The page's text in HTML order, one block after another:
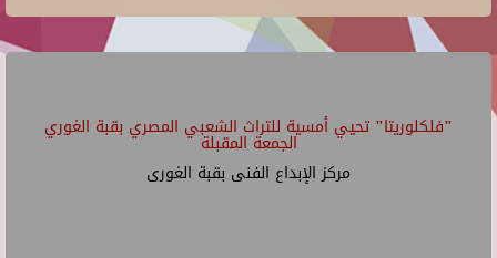
"فلكلوريتا" تحيي أمسية للتراث الشعبي المصري بقبة الغوري
الجمعة المقبلة
مركز الإبداع الفنى بقبة الغورى